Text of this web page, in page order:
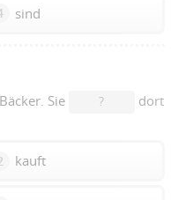
sind
Sie ?
dort
kauft